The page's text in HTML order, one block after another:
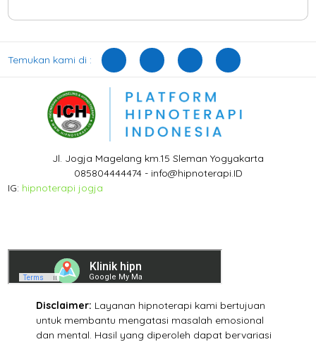
Temukan kami di :
Jl. Jogja Magelang km.15 Sleman Yogyakarta
085804444474 - info@hipnoterapi.ID
IG: hipnoterapi jogja
Disclaimer: Layanan hipnoterapi kami bertujuan
untuk membantu mengatasi masalah emosional
dan mental. Hasil yang diperoleh dapat bervariasi